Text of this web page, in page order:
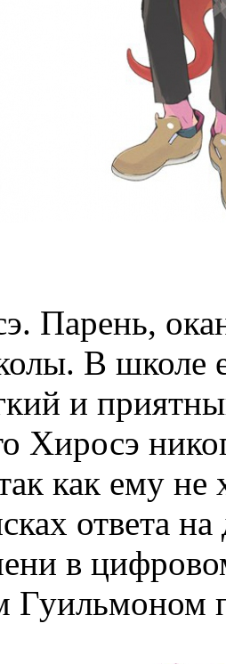
Парень,
В школе
и
Хиросэ
как ему не
ответа
в